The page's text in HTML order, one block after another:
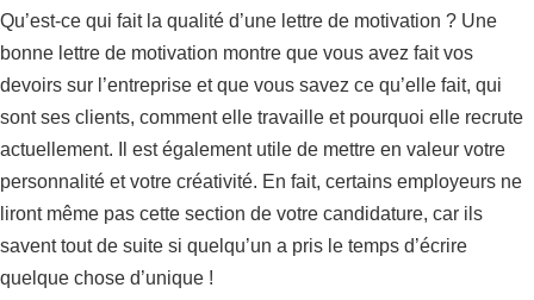
Qu’est-ce qui fait la qualité d’une lettre de motivation ? Une
bonne lettre de motivation montre que vous avez fait vos
devoirs sur l’entreprise et que vous savez ce qu’elle fait, qui
sont ses clients, comment elle travaille et pourquoi elle recrute
actuellement. Il est également utile de mettre en valeur votre
personnalité et votre créativité. En fait, certains employeurs ne
liront même pas cette section de votre candidature, car ils
savent tout de suite si quelqu’un a pris le temps d’écrire
quelque chose d’unique !